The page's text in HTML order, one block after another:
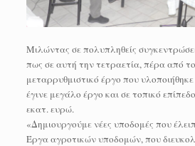
Μιλώντας σε πολυπληθείς
πως σε αυτή την τετραετία, πέρα από
μεταρρυθμιστικό έργο που υλοποιήθηκε
έγινε μεγάλο έργο και σε τοπικό
εκατ. ευρώ.
«Δημιουργούμε νέες υποδομές που
Έργα αγροτικών υποδομών, που